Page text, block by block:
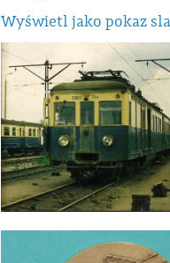
Wyświetl jako pokaz